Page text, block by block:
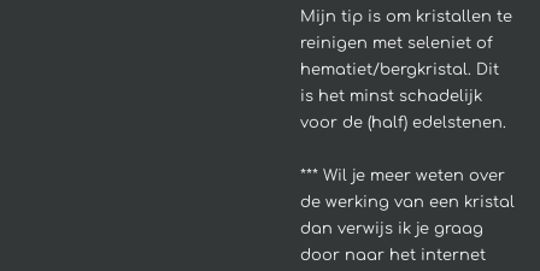
Mijn tip is om kristallen te
reinigen met seleniet of
hematiet/bergkristal. Dit
is het minst schadelijk
voor de (half) edelstenen.
*** Wil je meer weten over
de werking van een kristal
dan verwijs ik je graag
door naar het internet